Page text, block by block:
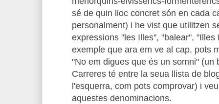
sé de quin lloc concret són en cada
personalment) i he vist que utilitzen
expressions "les Illes", "balear",
exemple que ara em ve al cap, pots
"No em digues que és un somni" (un
Carreres té entre la seua llista de
l'esquerra, com pots comprovar) i
aquestes denominacions.